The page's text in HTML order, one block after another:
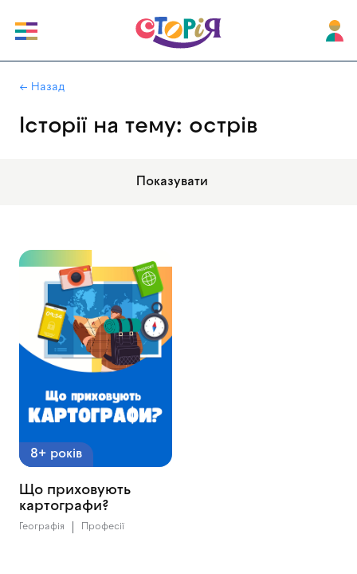
← Назад
Історії на тему: острів
Показувати
8+ років
Що приховують
картографи?
Географія Професії